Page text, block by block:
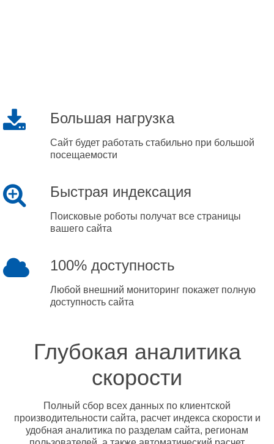
Большая нагрузка
Сайт будет работать стабильно при большой
посещаемости
Быстрая индексация
Поисковые роботы получат все страницы
вашего сайта
100% доступность
Любой внешний мониторинг покажет полную
доступность сайта
Глубокая аналитика
скорости
Полный сбор всех данных по клиентской
производительности сайта, расчет индекса скорости и
удобная аналитика по разделам сайта, регионам